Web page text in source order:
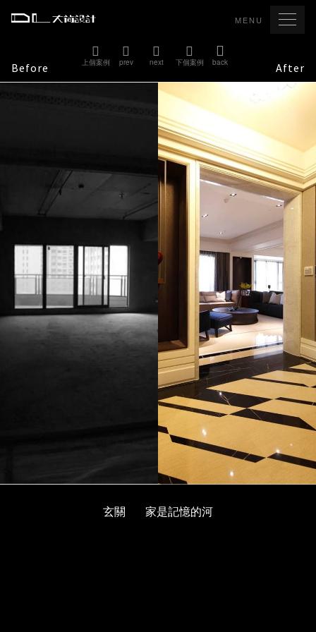
MENU
上個案例 prev next 下個案例 back
Before After
玄關 家是記憶的河